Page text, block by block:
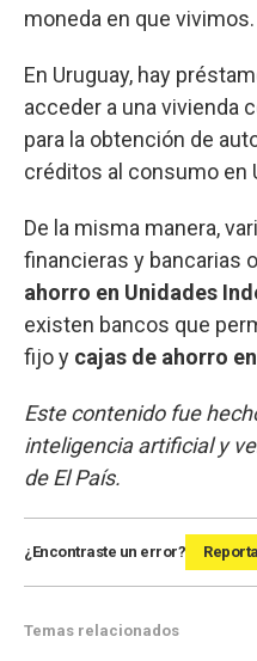
moneda en que vivimos.
En Uruguay, hay
acceder a una vivienda
para la obtención de
créditos al consumo en
De la misma manera,
financieras y bancarias
ahorro en Unidades
existen bancos que
fijo y cajas de ahorro
Este contenido fue
inteligencia artificial y
de El País.
¿Encontraste un error?
Temas relacionados